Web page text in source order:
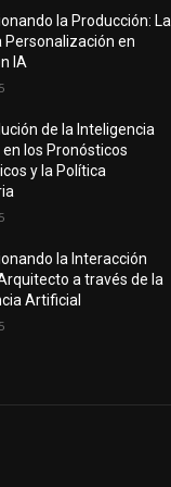
la Producción: La
Personalización en
IA
de la Inteligencia
los Pronósticos
y la Política
la Interacción
a través de la
Artificial